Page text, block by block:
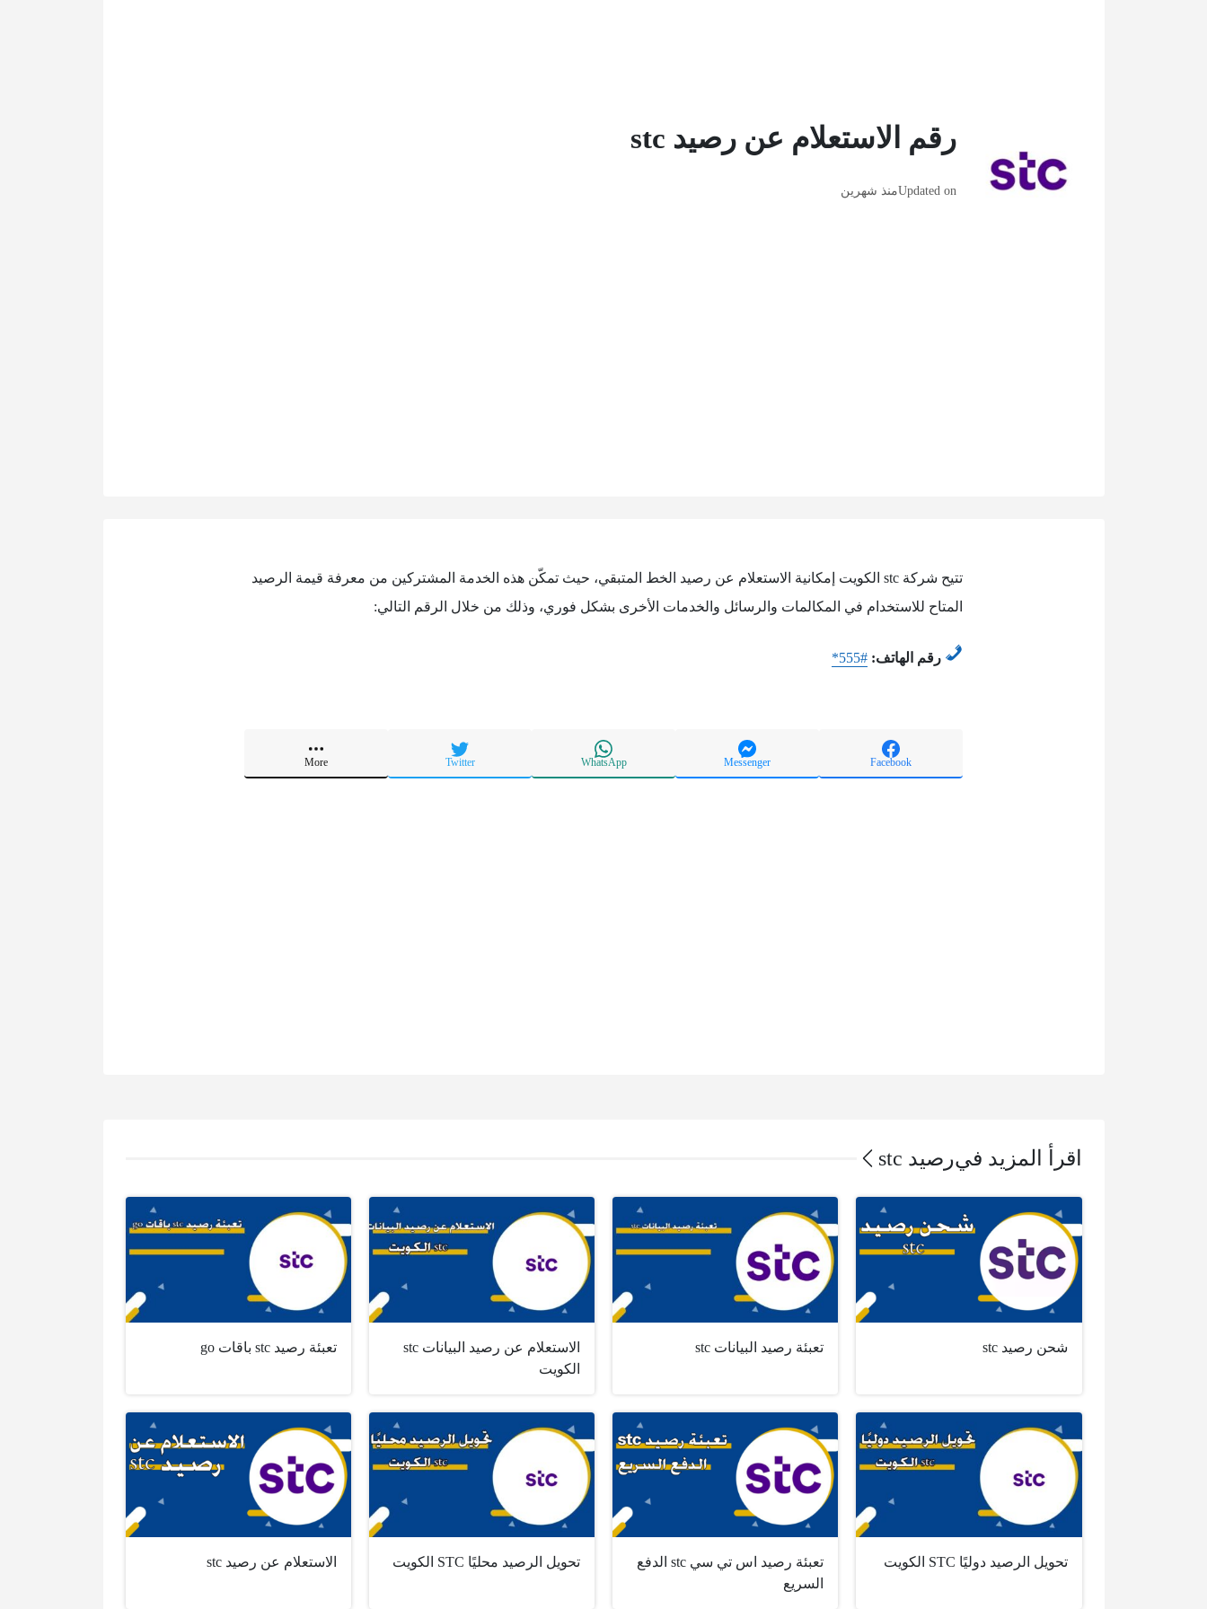
رقم الاستعلام عن رصيد stc
Updated onمنذ شهرين
تتيح شركة stc الكويت إمكانية الاستعلام عن رصيد الخط المتبقي، حيث تمكّن هذه الخدمة المشتركين من معرفة قيمة الرصيد
المتاح للاستخدام في المكالمات والرسائل والخدمات الأخرى بشكل فوري، وذلك من خلال الرقم التالي:
رقم الهاتف: *555#
Facebook
Messenger
WhatsApp
Twitter
More
اقرأ المزيد فيرصيد stc
شحن رصيد stc تعبئة رصيد البيانات stc
الاستعلام عن رصيد البيانات stc
الكويت
تعبئة رصيد stc باقات go
تحويل الرصيد دوليًا STC الكويت
تعبئة رصيد اس تي سي stc الدفع
السريع
تحويل الرصيد محليًا STC الكويت الاستعلام عن رصيد stc